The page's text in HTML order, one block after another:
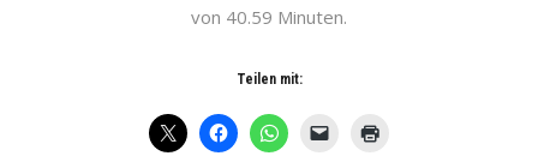
von 40.59 Minuten.
Teilen mit: